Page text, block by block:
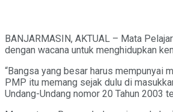
BANJARMASIN, AKTUAL – Mata
dengan wacana untuk menghidupkan
“Bangsa yang besar harus mempunyai
PMP itu memang sejak dulu di
Undang-Undang nomor 20 Tahun 2003